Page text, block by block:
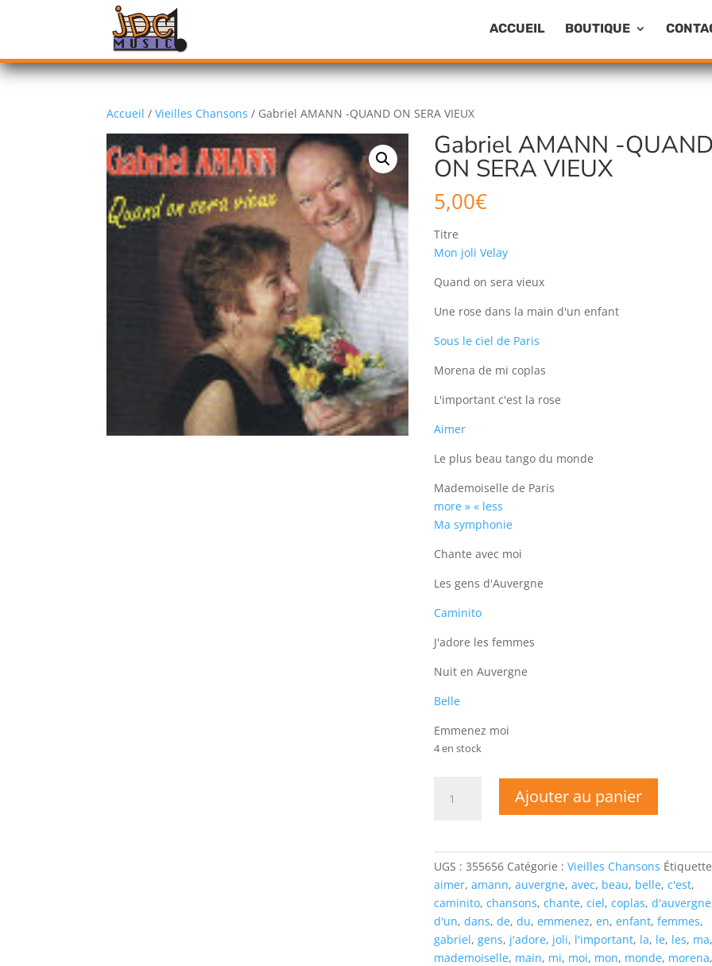
ACCUEIL BOUTIQUE
Accueil /Vieilles Chansons / Gabriel AMANN -QUAND ON SERA VIEUX
Gabriel AMANN -QUAND
ON SERA VIEUX
5,00€
Titre
Mon joli Velay
Quand on sera vieux
Une rose dans la main d'un enfant
Sous le ciel de Paris
Morena de mi coplas
L'important c'est la rose
Aimer
Le plus beau tango du monde
Mademoiselle de Paris
more » « less
Ma symphonie
Chante avec moi
Les gens d'Auvergne
Caminito
J'adore les femmes
Nuit en Auvergne
Belle
Emmenez moi
4 en stock
QUAND
SERA
VIEUX
Ajouter au panier
UGS :355656 Catégorie :Vieilles Chansons
aimer,amann,auvergne,avec, beau, belle,c'est,
caminito,chansons,chante,ciel,coplas,d'auvergne
d'un,dans,de,du,emmenez,en,enfant,femmes,
gabriel,gens, j'adore, joli, l'important, la, le, les, ma,
mademoiselle, main, mi, moi, mon, monde, morena,